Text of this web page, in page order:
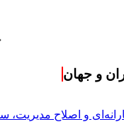
«
و جهان
و اصلاح